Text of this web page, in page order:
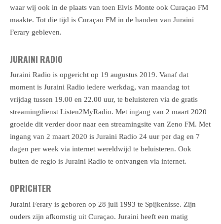
waar wij ook in de plaats van toen Elvis Monte ook Curaçao FM
maakte. Tot die tijd is Curaçao FM in de handen van Juraini
Ferary gebleven.
JURAINI RADIO
Juraini Radio is opgericht op 19 augustus 2019. Vanaf dat
moment is Juraini Radio iedere werkdag, van maandag tot
vrijdag tussen 19.00 en 22.00 uur, te beluisteren via de gratis
streamingdienst Listen2MyRadio. Met ingang van 2 maart 2020
groeide dit verder door naar een streamingsite van Zeno FM. Met
ingang van 2 maart 2020 is Juraini Radio 24 uur per dag en 7
dagen per week via internet wereldwijd te beluisteren. Ook
buiten de regio is Juraini Radio te ontvangen via internet.
OPRICHTER
Juraini Ferary is geboren op 28 juli 1993 te Spijkenisse. Zijn
ouders zijn afkomstig uit Curaçao. Juraini heeft een matig